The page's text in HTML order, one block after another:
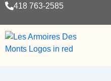
Aller
contenu
418 763-2585